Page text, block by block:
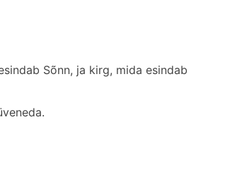
Sõnn, ja kirg, mida esindab